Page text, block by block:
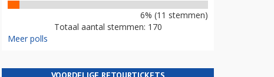
6% (11 stemmen)
Totaal aantal stemmen: 170
Meer polls